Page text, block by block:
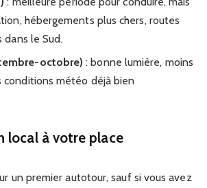
hébergements plus chers, routes
dans le Sud.
octobre) : bonne lumière, moins
conditions météo déjà bien
local à votre place
un premier autotour, sauf si vous avez